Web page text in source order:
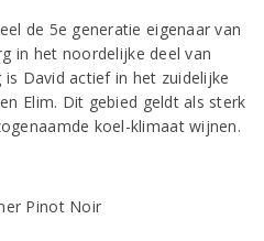
de 5e generatie eigenaar van
in het noordelijke deel van
David actief in het zuidelijke
Elim. Dit gebied geldt als sterk
koel-klimaat wijnen.